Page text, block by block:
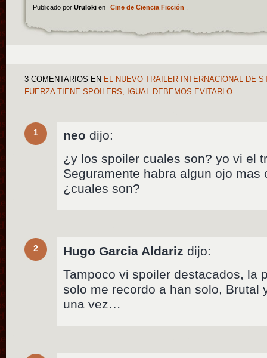
Publicado por Uruloki en Cine de Ciencia Ficción
3 COMENTARIOS EN EL NUEVO TRAILER INTERNACIONAL DE
FUERZA TIENE SPOILERS, IGUAL DEBEMOS EVITARLO…
1 neo dijo:
¿y los spoiler cuales son? yo vi el
Seguramente habra algun ojo mas
¿cuales son?
2 Hugo Garcia Aldariz dijo:
Tampoco vi spoiler destacados, la
solo me recordo a han solo, Brutal
una vez…